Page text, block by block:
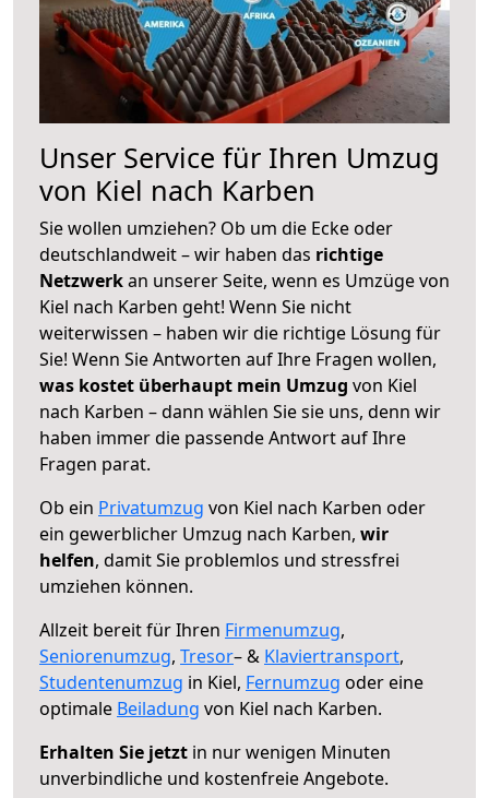
Unser Service für Ihren Umzug
von Kiel nach Karben
Sie wollen umziehen? Ob um die Ecke oder
deutschlandweit – wir haben das richtige
Netzwerkan unserer Seite, wenn es Umzüge von
Kiel nach Karben geht! Wenn Sie nicht
weiterwissen – haben wir die richtige Lösung für
Sie! Wenn Sie Antworten auf Ihre Fragen wollen,
was kostet überhaupt mein Umzug von Kiel
nach Karben – dann wählen Sie sie uns, denn wir
haben immer die passende Antwort auf Ihre
Fragen parat.
Ob ein Privatumzug von Kiel nach Karben oder
ein gewerblicher Umzug nach Karben, wir
helfen, damit Sie problemlos und stressfrei
umziehen können.
Allzeit bereit für Ihren Firmenumzug,
Seniorenumzug, Tresor– & Klaviertransport,
Studentenumzug in Kiel, Fernumzug oder eine
optimale Beiladung von Kiel nach Karben.
Erhalten Sie jetzt in nur wenigen Minuten
unverbindliche und kostenfreie Angebote.